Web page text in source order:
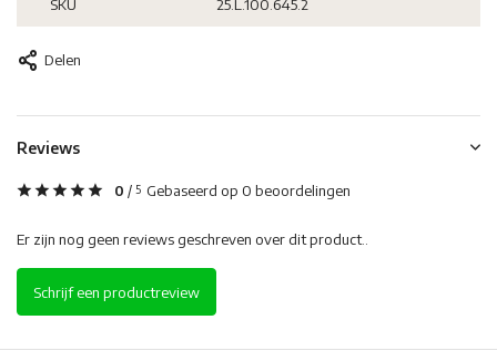
SKU 25.L.100.645.2
Delen
Reviews
0 / 5 Gebaseerd op 0 beoordelingen
Er zijn nog geen reviews geschreven over dit product..
Schrijf een productreview